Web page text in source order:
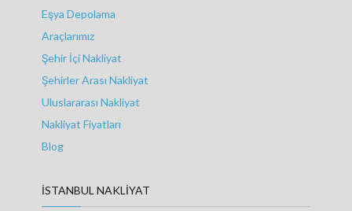
Eşya Depolama
Araçlarımız
Şehir İçi Nakliyat
Şehirler Arası Nakliyat
Uluslararası Nakliyat
Nakliyat Fiyatları
Blog
İSTANBUL NAKLIYAT